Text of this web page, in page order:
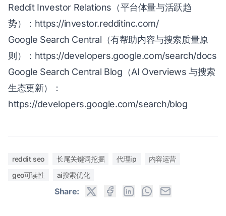
Reddit Investor Relations（平台体量与活跃趋
势）： https://investor.redditinc.com/
Google Search Central（有帮助内容与搜索质量原
则）： https://developers.google.com/search/docs
Google Search Central Blog（AI Overviews 与搜索
生态更新）：
https://developers.google.com/search/blog
reddit seo 长尾关键词挖掘 代理ip
内容运营
geo可读性
ai搜索优化
Share: